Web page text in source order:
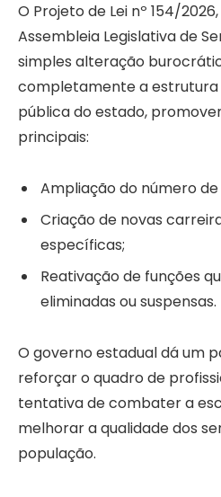
O Projeto de Lei nº 154/
Assembleia Legislativa de
simples alteração
completamente a estrutura
pública do estado,
principais:
Ampliação do número
Criação de novas
específicas;
Reativação de funções
eliminadas ou suspensas.
O governo estadual dá um
reforçar o quadro de
tentativa de combater a
melhorar a qualidade dos
população.